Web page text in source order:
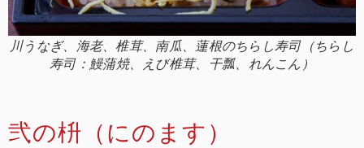
川うなぎ、海老、椎茸、南瓜、蓮根のちらし寿司（ちらし
寿司：鰻蒲焼、えび椎茸、干瓢、れんこん）
弐の枡（にのます）